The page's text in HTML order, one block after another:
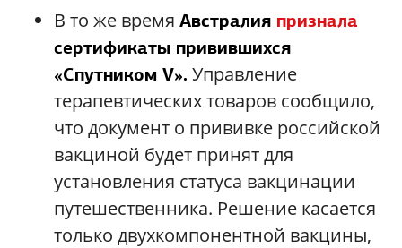
В то же время Австралия признала
сертификаты привившихся
«Спутником V». Управление
терапевтических товаров сообщило,
что документ о прививке российской
вакциной будет принят для
установления статуса вакцинации
путешественника. Решение касается
только двухкомпонентной вакцины,